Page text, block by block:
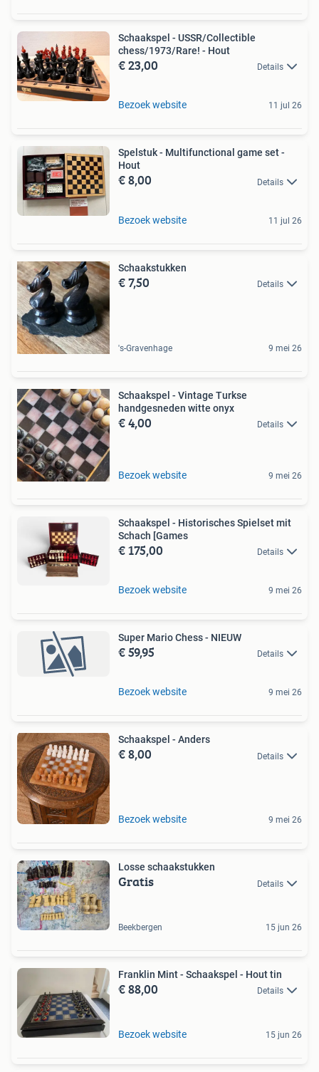
Schaakspel - USSR/Collectible
chess/1973/Rare! - Hout
€ 23,00 Details
Bezoek website 11 jul 26
Spelstuk - Multifunctional game set -
Hout
€ 8,00 Details
Bezoek website 11 jul 26
Schaakstukken
€ 7,50 Details
's-Gravenhage 9 mei 26
Schaakspel - Vintage Turkse
handgesneden witte onyx
€ 4,00 Details
Bezoek website 9 mei 26
Schaakspel - Historisches Spielset mit
Schach [Games
€ 175,00 Details
Bezoek website 9 mei 26
Super Mario Chess - NIEUW
€ 59,95 Details
Bezoek website 9 mei 26
Schaakspel - Anders
€ 8,00 Details
Bezoek website 9 mei 26
Losse schaakstukken
Gratis Details
Beekbergen 15 jun 26
Franklin Mint - Schaakspel - Hout tin
€ 88,00 Details
Bezoek website 15 jun 26